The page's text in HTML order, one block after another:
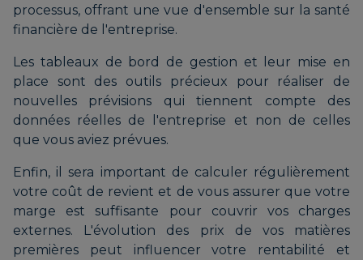
processus, offrant une vue d'ensemble sur la santé
financière de l'entreprise.
Les tableaux de bord de gestion et leur mise en
place sont des outils précieux pour réaliser de
nouvelles prévisions qui tiennent compte des
données réelles de l'entreprise et non de celles
que vous aviez prévues.
Enfin, il sera important de calculer régulièrement
votre coût de revient et de vous assurer que votre
marge est suffisante pour couvrir vos charges
externes. L'évolution des prix de vos matières
premières peut influencer votre rentabilité et